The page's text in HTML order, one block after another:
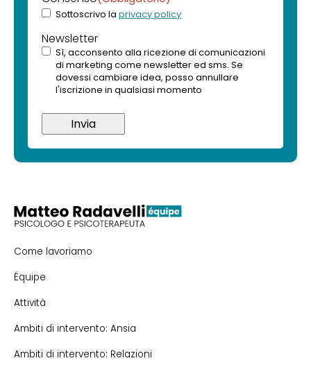
Sottoscrivo la privacy policy
Newsletter
Sì, acconsento alla ricezione di comunicazioni
di marketing come newsletter ed sms. Se
dovessi cambiare idea, posso annullare
l'iscrizione in qualsiasi momento
Come lavoriamo
Équipe
Attività
Ambiti di intervento: Ansia
Ambiti di intervento: Relazioni